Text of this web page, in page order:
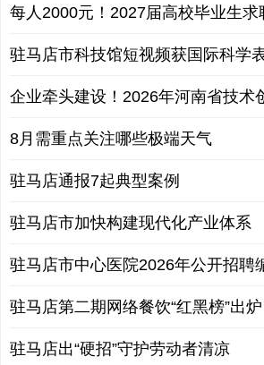
每人2000元！2027届高校毕业生求
驻马店市科技馆短视频获国际科学
企业牵头建设！2026年河南省技术
8月需重点关注哪些极端天气
驻马店通报7起典型案例
驻马店市加快构建现代化产业体系
驻马店市中心医院2026年公开招聘
驻马店第二期网络餐饮“红黑榜”出
驻马店出“硬招”守护劳动者清凉